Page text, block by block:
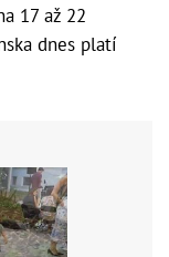
17 až 22
dnes platí